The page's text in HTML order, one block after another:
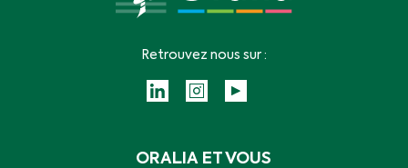
ORALIA ET VOUS
Retrouvez nous sur :